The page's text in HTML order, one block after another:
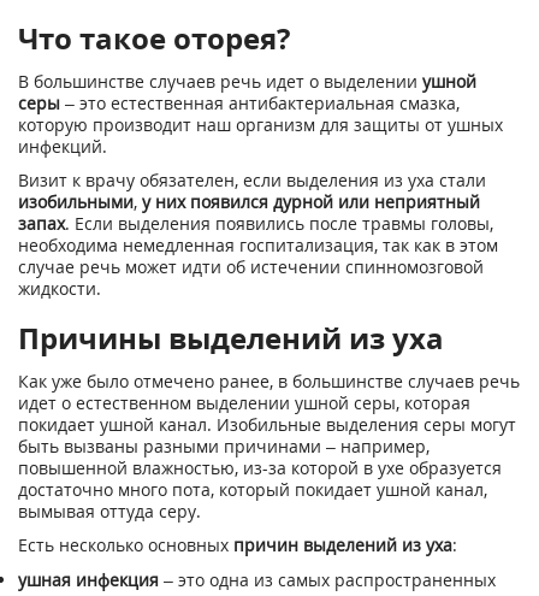
Что такое оторея?
В большинстве случаев речь идет о выделении ушной
серы – это естественная антибактериальная смазка,
которую производит наш организм для защиты от ушных
инфекций.
Визит к врачу обязателен, если выделения из уха стали
изобильными, у них появился дурной или неприятный
запах. Если выделения появились после травмы головы,
необходима немедленная госпитализация, так как в этом
случае речь может идти об истечении спинномозговой
жидкости.
Причины выделений из уха
Как уже было отмечено ранее, в большинстве случаев речь
идет о естественном выделении ушной серы, которая
покидает ушной канал. Изобильные выделения серы могут
быть вызваны разными причинами – например,
повышенной влажностью, из-за которой в ухе образуется
достаточно много пота, который покидает ушной канал,
вымывая оттуда серу.
Есть несколько основных причин выделений из уха:
ушная инфекция – это одна из самых распространенных